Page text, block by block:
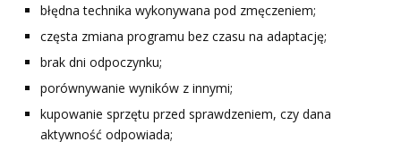
błędna technika wykonywana pod zmęczeniem;
częsta zmiana programu bez czasu na adaptację;
brak dni odpoczynku;
porównywanie wyników z innymi;
kupowanie sprzętu przed sprawdzeniem, czy dana
aktywność odpowiada;